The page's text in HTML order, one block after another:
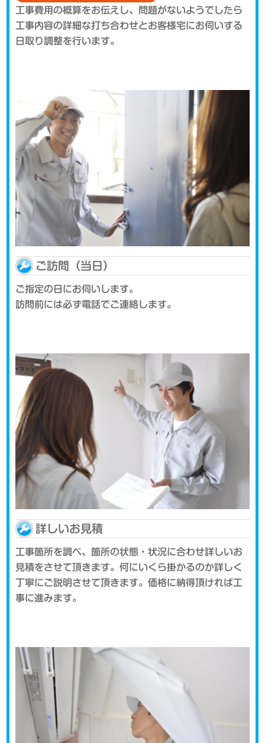
工事費用の概算をお伝えし、問題がないようでしたら
工事内容の詳細な打ち合わせとお客様宅にお伺いする
日取り調整を行います。
ご訪問（当日）
ご指定の日にお伺いします。
訪問前には必ず電話でご連絡します。
詳しいお見積
工事箇所を調べ、箇所の状態・状況に合わせ詳しいお
見積をさせて頂きます。何にいくら掛かるのか詳しく
丁寧にご説明させて頂きます。価格に納得頂ければ工
事に進みます。